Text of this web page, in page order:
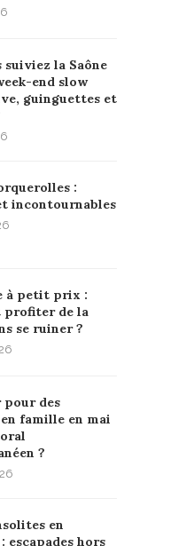
suiviez la Saône
end slow
guinguettes et
:
incontournables
à petit prix :
profiter de la
se ruiner ?
des
famille en mai
?
en
escapades hors